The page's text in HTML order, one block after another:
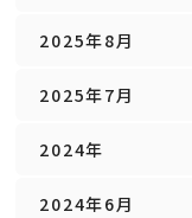
2025年8月
2025年7月
2024年
2024年6月